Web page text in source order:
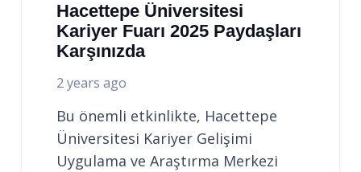
Hacettepe Üniversitesi
Kariyer Fuarı 2025 Paydaşları
Karşınızda
2 years ago
Bu önemli etkinlikte, Hacettepe
Üniversitesi Kariyer Gelişimi
Uygulama ve Araştırma Merkezi